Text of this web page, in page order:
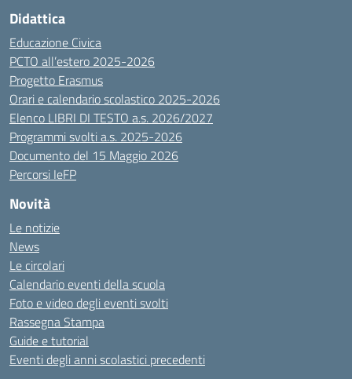
Didattica
Educazione Civica
PCTO all’estero 2025-2026
Progetto Erasmus
Orari e calendario scolastico 2025-2026
Elenco LIBRI DI TESTO a.s. 2026/2027
Programmi svolti a.s. 2025-2026
Documento del 15 Maggio 2026
Percorsi IeFP
Novità
Le notizie
News
Le circolari
Calendario eventi della scuola
Foto e video degli eventi svolti
Rassegna Stampa
Guide e tutorial
Eventi degli anni scolastici precedenti